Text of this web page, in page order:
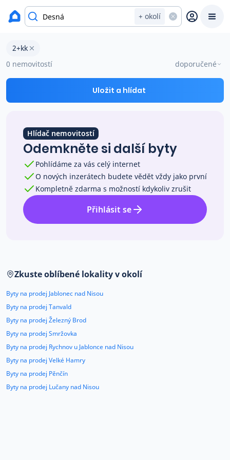
+ okolí
Prodat
Prodej s Reas.cz
Ceny prodaných nemovitostí
Okamžitý výkup
Přehled realitních makléřů
O nás
Kariéra
Kontakt
okres Jablonec nad Nisou
Byty 2+kk na prodej Desná
2+kk
0 nemovitostí
doporučené
Uložit a hlídat
Hlídač nemovitostí
Odemkněte si další byty
Pohlídáme za vás celý internet
O nových inzerátech budete vědět vždy jako první
Kompletně zdarma s možností kdykoliv zrušit
Přihlásit se
Zkuste oblíbené lokality v okolí
Byty na prodej Jablonec nad Nisou
Byty na prodej Tanvald
Byty na prodej Železný Brod
Byty na prodej Smržovka
Byty na prodej Rychnov u Jablonce nad Nisou
Byty na prodej Velké Hamry
Byty na prodej Pěnčín
Byty na prodej Lučany nad Nisou